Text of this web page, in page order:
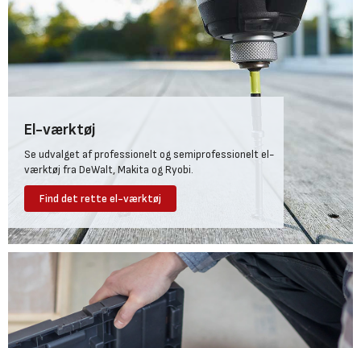
El-værktøj
Se udvalget af professionelt og semiprofessionelt el-
værktøj fra DeWalt, Makita og Ryobi.
Find det rette el-værktøj